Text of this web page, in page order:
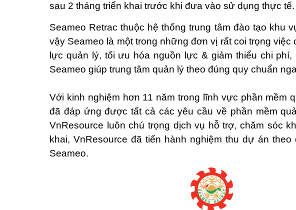
sau 2 tháng triển khai trước khi đưa vào sử dụng thực tế.
Seameo Retrac thuộc hệ thống trung tâm đào tạo
vậy Seameo là một trong những đơn vị rất coi trọng
lực quản lý, tối ưu hóa nguồn lực & giảm thiểu chi
Seameo giúp trung tâm quản lý theo đúng quy chuẩn
Với kinh nghiệm hơn 11 năm trong lĩnh vực phần mềm
đã đáp ứng được tất cả các yêu cầu về phần mềm
VnResource luôn chú trọng dịch vụ hỗ trợ, chăm sóc
khai, VnResource đã tiến hành nghiệm thu dự án
Seameo.